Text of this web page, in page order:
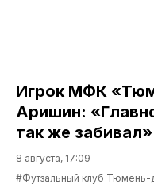
Игрок МФК
Аришин:
так же забивал»
8 августа, 17:09
#Футзальный клуб Тюмень-